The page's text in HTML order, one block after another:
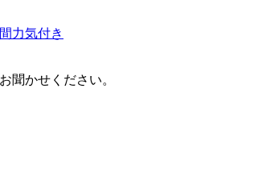
力気付き
聞かせください。